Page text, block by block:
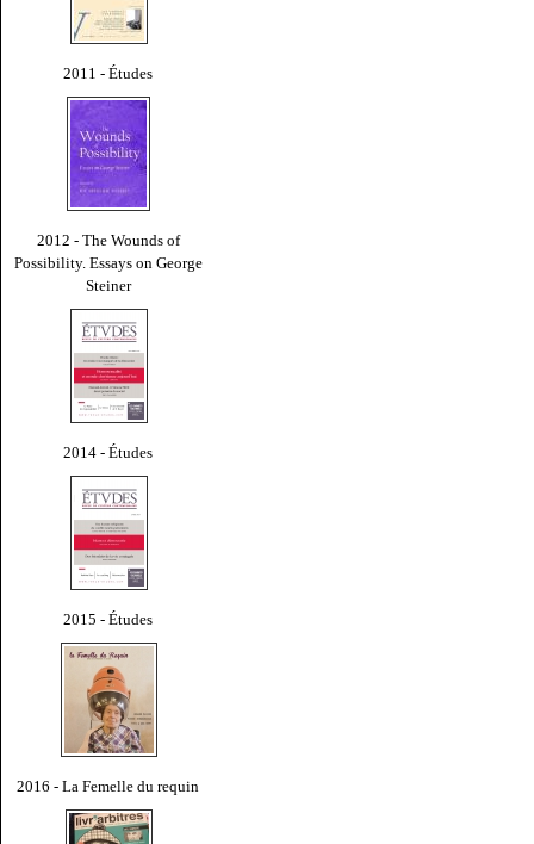
2011 - Études
2012 - The Wounds of
Possibility. Essays on George
Steiner
2014 - Études
2015 - Études
2016 - La Femelle du requin